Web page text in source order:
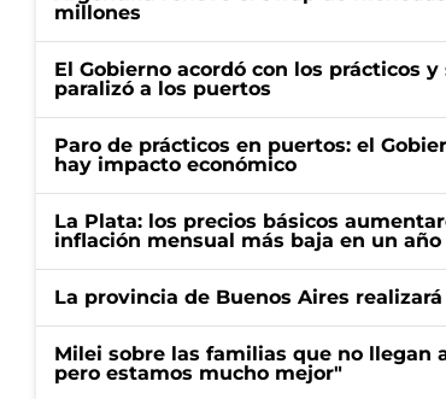
millones
El Gobierno acordó con los prácticos
paralizó a los puertos
Paro de prácticos en puertos: el
hay impacto económico
La Plata: los precios básicos
inflación mensual más baja en un año
La provincia de Buenos Aires
Milei sobre las familias que no llegan
pero estamos mucho mejor"